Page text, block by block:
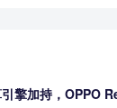
擎加持，OPPO